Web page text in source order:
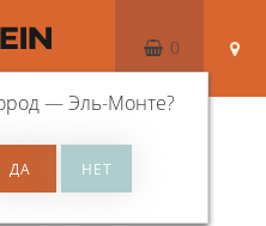
—Эль-Монте?
0
машины